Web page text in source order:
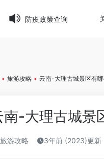
in/www/wwwroot/
防疫政策查询
• 旅游攻略 • 云南-大理古城景区有哪
南-大理古城景
旅游攻略 3年前 (2023)更新